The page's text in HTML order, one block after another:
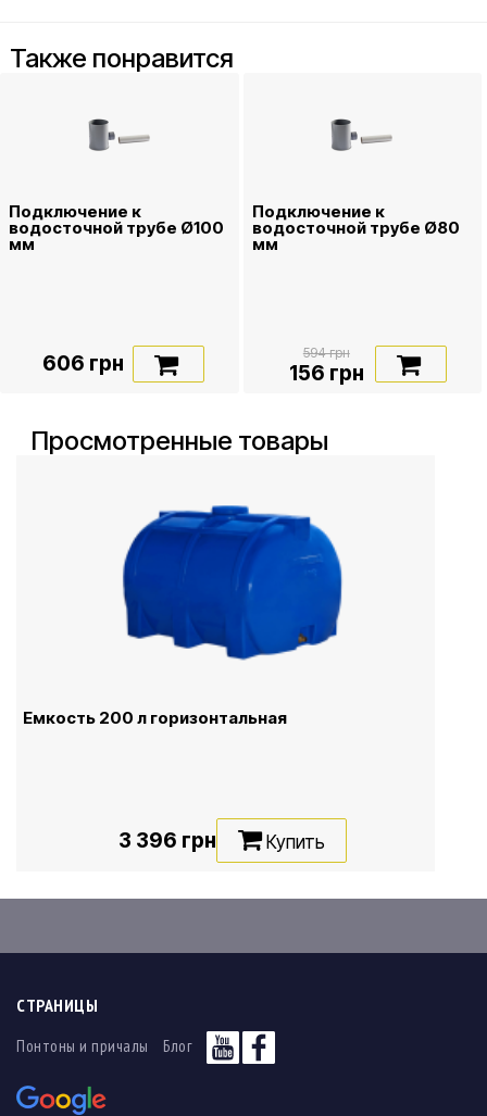
Также понравится
Подключение к
водосточной трубе Ø100
мм
606 грн
Подключение к
водосточной трубе Ø80
мм
156 грн
594 грн
Просмотренные товары
Емкость 200 л горизонтальная
3 396 грн Купить
СТРАНИЦЫ
Понтоны и причалы Блог